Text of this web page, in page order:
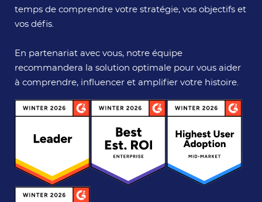
temps de comprendre votre stratégie, vos objectifs et
vos défis.
En partenariat avec vous, notre équipe
recommandera la solution optimale pour vous aider
à comprendre, influencer et amplifier votre histoire.